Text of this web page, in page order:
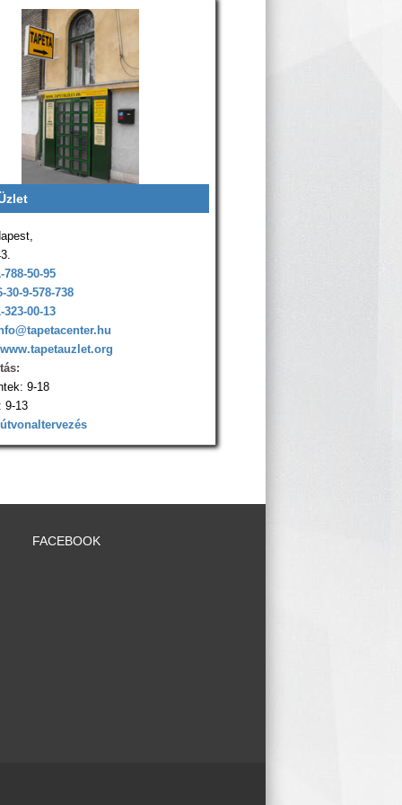
788-50-95
30-9-578-738
323-00-13
9-18
9-13
FACEBOOK